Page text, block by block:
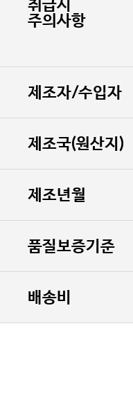
취급시
주의사항
제조자/수입자
제조국(원산지)
제조년월
품질보증기준
배송비